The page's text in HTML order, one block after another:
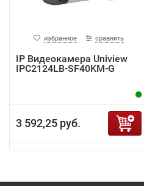
избранное сравнить
IP Видеокамера Uniview
IPC2124LB-SF40KM-G
3 592,25 руб.